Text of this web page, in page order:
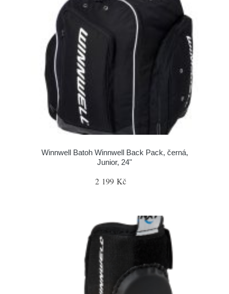
Winnwell Batoh Winnwell Back Pack, černá,
Junior, 24"
2 199 Kč